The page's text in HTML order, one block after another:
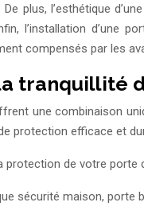
De plus, l’esthétique
l’installation d’une
compensés par les
tranquillité
une combinaison
protection efficace et
protection de votre porte
sécurité maison, porte